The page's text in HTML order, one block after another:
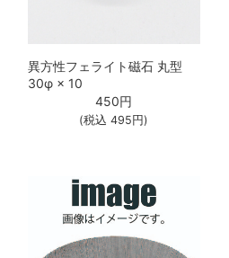
異方性フェライト磁石 丸型
30φ × 10
450円
(税込495円)